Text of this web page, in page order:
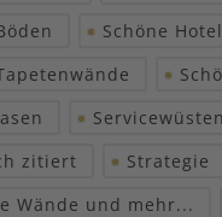
Schöne
Servicewüsten
zitiert
Strategie
Wände und mehr...